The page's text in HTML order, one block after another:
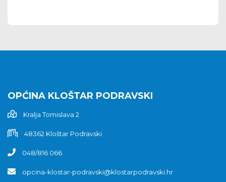
OPĆINA KLOŠTAR PODRAVSKI
Kralja Tomislava 2
48362 Kloštar Podravski
048/816 066
opcina-klostar-podravski@klostarpodravski.hr